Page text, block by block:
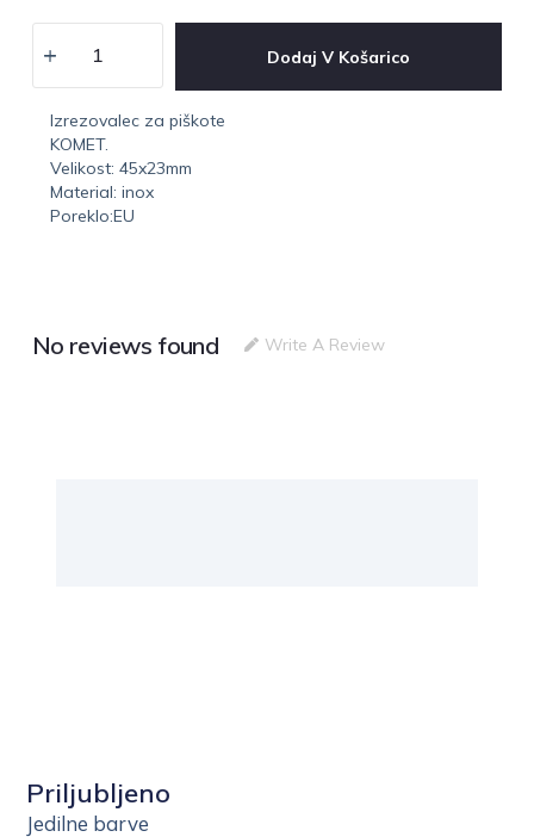
Dodaj V Košarico
Izrezovalec za piškote
KOMET.
Velikost: 45x23mm
Material: inox
Poreklo:EU
No reviews found Write A Review
Priljubljeno
Jedilne barve